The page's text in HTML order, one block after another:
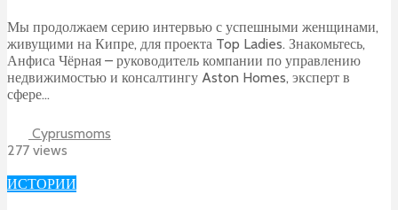
Мы продолжаем серию интервью с успешными женщинами,
живущими на Кипре, для проекта Top Ladies. Знакомьтесь,
Анфиса Чёрная – руководитель компании по управлению
недвижимостью и консалтингу Aston Homes, эксперт в
сфере...
Cyprusmoms
277 views
ИСТОРИИ